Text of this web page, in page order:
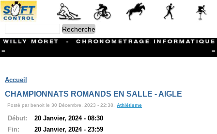
= =
Branches
CONTACT
Ski ALPIN
Triathlon
Ski Nordique
Accueil
CHAMPIONNATS ROMANDS EN SALLE - AIGLE
Posté par benoit le 30 Décembre, 2023 - 22:38. Athlétisme
Début:
20 Janvier, 2024 - 08:30
Fin:
20 Janvier, 2024 - 23:59